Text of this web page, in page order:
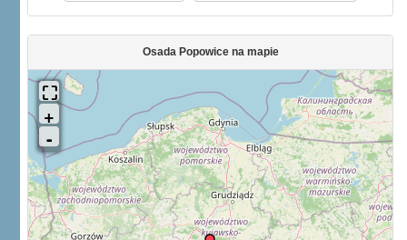
Osada Popowice na mapie